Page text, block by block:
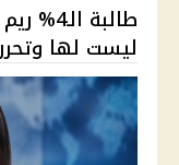
طالبة
ليست لها